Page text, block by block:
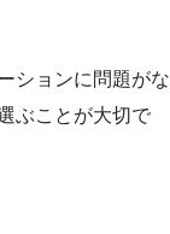
ションに問題がな
ぶことが大切で